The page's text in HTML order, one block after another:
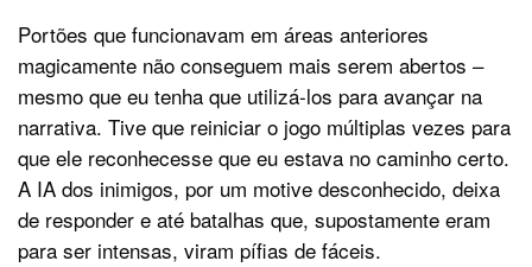
Portões que funcionavam em áreas anteriores
magicamente não conseguem mais serem abertos –
mesmo que eu tenha que utilizá-los para avançar na
narrativa. Tive que reiniciar o jogo múltiplas vezes para
que ele reconhecesse que eu estava no caminho certo.
A IA dos inimigos, por um motive desconhecido, deixa
de responder e até batalhas que, supostamente eram
para ser intensas, viram pífias de fáceis.